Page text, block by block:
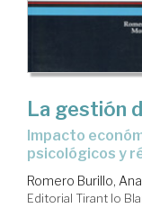
La gestión
psicológicos y
Romero Burillo, Ana
Editorial Tirant lo